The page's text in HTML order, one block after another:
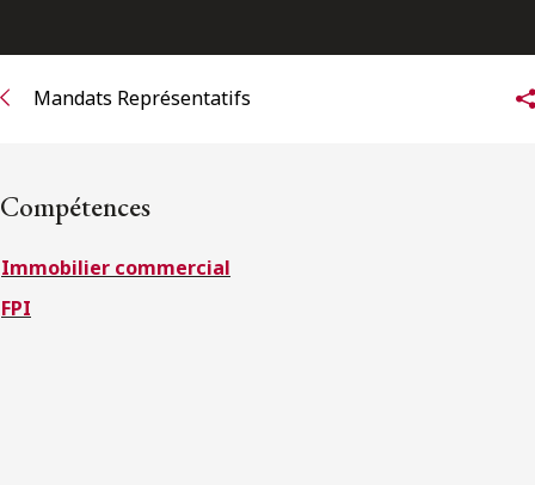
Mandats Représentatifs
Compétences
Immobilier commercial
FPI